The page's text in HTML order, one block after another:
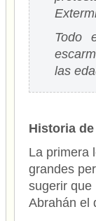
Todo
las
Historia
La primera
grandes
sugerir que
Abrahán el